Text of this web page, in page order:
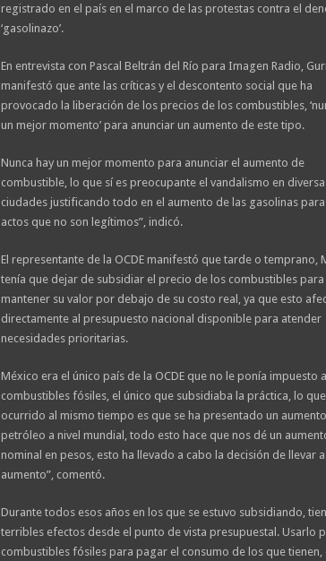
registrado en el país en el marco de las protestas contra el
‘gasolinazo’.
En entrevista con Pascal Beltrán del Río para Imagen Radio,
manifestó que ante las críticas y el descontento social que ha
provocado la liberación de los precios de los combustibles,
un mejor momento’ para anunciar un aumento de este tipo.
Nunca hay un mejor momento para anunciar el aumento de
combustible, lo que sí es preocupante el vandalismo en
ciudades justificando todo en el aumento de las gasolinas
actos que no son legítimos”, indicó.
El representante de la OCDE manifestó que tarde o temprano,
tenía que dejar de subsidiar el precio de los combustibles para
mantener su valor por debajo de su costo real, ya que esto
directamente al presupuesto nacional disponible para atender
necesidades prioritarias.
México era el único país de la OCDE que no le ponía impuesto
combustibles fósiles, el único que subsidiaba la práctica, lo
ocurrido al mismo tiempo es que se ha presentado un
petróleo a nivel mundial, todo esto hace que nos dé un
nominal en pesos, esto ha llevado a cabo la decisión de llevar
aumento”, comentó.
Durante todos esos años en los que se estuvo subsidiando,
terribles efectos desde el punto de vista presupuestal. Usarlo
combustibles fósiles para pagar el consumo de los que tienen,